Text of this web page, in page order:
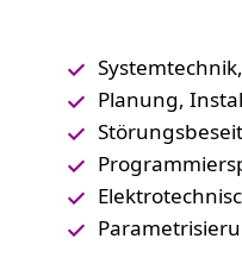
Planung,